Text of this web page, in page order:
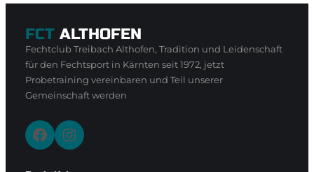
FCT ALTHOFEN
Fechtclub Treibach Althofen, Tradition und Leidenschaft
für den Fechtsport in Kärnten seit 1972, jetzt
Probetraining vereinbaren und Teil unserer
Gemeinschaft werden
Facebook Instagram